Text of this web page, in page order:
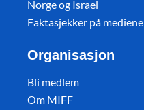
Norge og Israel
Faktasjekker på mediene
Organisasjon
Bli medlem
Om MIFF